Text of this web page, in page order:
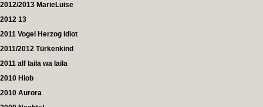
2012/2013 MarieLuise
2012 13
2011 Vogel Herzog Idiot
2011/2012 Türkenkind
2011 alf laila wa laila
2010 Hiob
2010 Aurora